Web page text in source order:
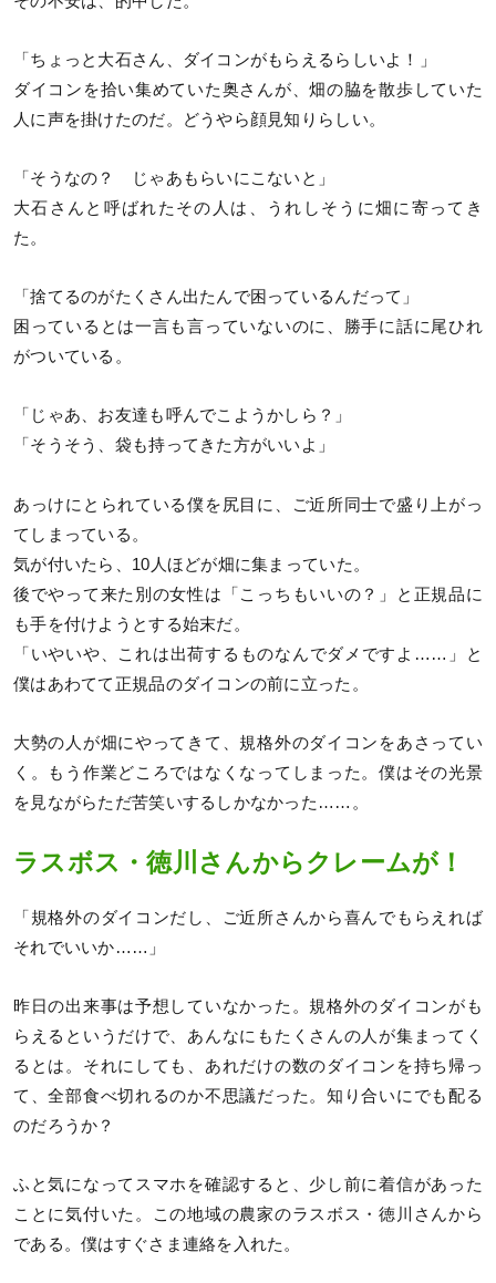
「ちょっと大石さん、ダイコンがもらえるらしいよ！」
ダイコンを拾い集めていた奥さんが、畑の脇を散歩していた
人に声を掛けたのだ。どうやら顔見知りらしい。
「そうなの？ じゃあもらいにこないと」
大石さんと呼ばれたその人は、うれしそうに畑に寄ってき
た。
「捨てるのがたくさん出たんで困っているんだって」
困っているとは一言も言っていないのに、勝手に話に尾ひれ
がついている。
「じゃあ、お友達も呼んでこようかしら？」
「そうそう、袋も持ってきた方がいいよ」
あっけにとられている僕を尻目に、ご近所同士で盛り上がっ
てしまっている。
気が付いたら、10人ほどが畑に集まっていた。
後でやって来た別の女性は「こっちもいいの？」と正規品に
も手を付けようとする始末だ。
「いやいや、これは出荷するものなんでダメですよ……」と
僕はあわてて正規品のダイコンの前に立った。
大勢の人が畑にやってきて、規格外のダイコンをあさってい
く。もう作業どころではなくなってしまった。僕はその光景
を見ながらただ苦笑いするしかなかった……。
ラスボス・徳川さんからクレームが！
「規格外のダイコンだし、ご近所さんから喜んでもらえれば
それでいいか……」
昨日の出来事は予想していなかった。規格外のダイコンがも
らえるというだけで、あんなにもたくさんの人が集まってく
るとは。それにしても、あれだけの数のダイコンを持ち帰っ
て、全部食べ切れるのか不思議だった。知り合いにでも配る
のだろうか？
ふと気になってスマホを確認すると、少し前に着信があった
ことに気付いた。この地域の農家のラスボス・徳川さんから
である。僕はすぐさま連絡を入れた。